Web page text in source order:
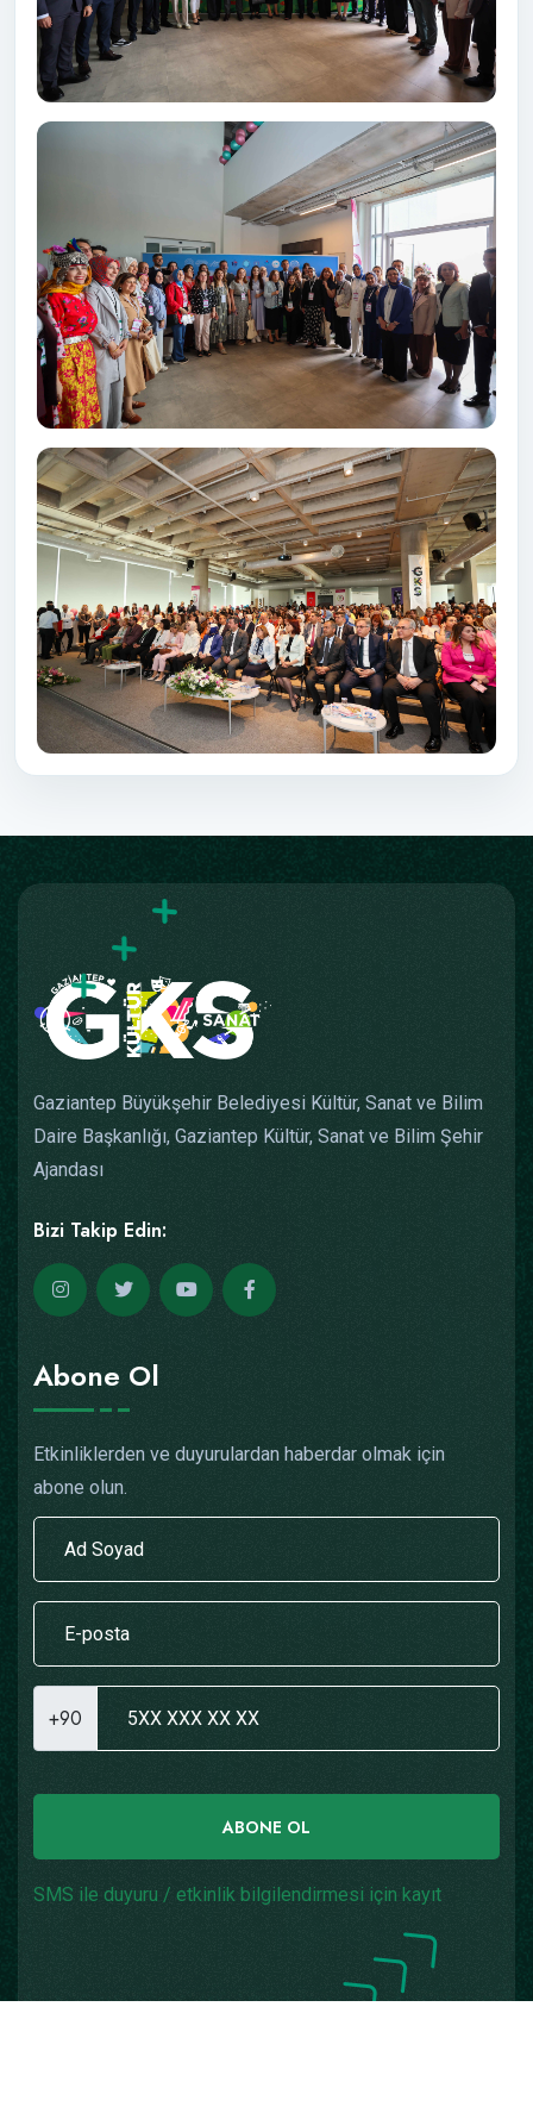
Gaziantep Büyükşehir Belediyesi Kültür, Sanat ve Bilim
Daire Başkanlığı, Gaziantep Kültür, Sanat ve Bilim Şehir
Ajandası
Bizi Takip Edin:
Abone Ol
Etkinliklerden ve duyurulardan haberdar olmak için
abone olun.
+90
ABONE OL
SMS ile duyuru / etkinlik bilgilendirmesi için kayıt